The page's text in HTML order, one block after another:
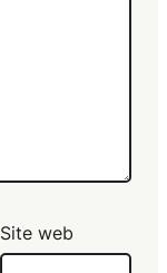
Site web